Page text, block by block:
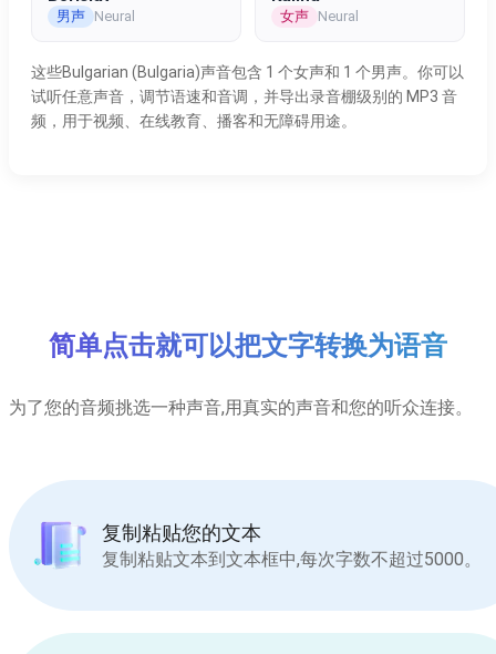
男声 Neural 女声 Neural
这些Bulgarian (Bulgaria)声音包含 1 个女声和 1 个男声。你可以
试听任意声音，调节语速和音调，并导出录音棚级别的 MP3 音
频，用于视频、在线教育、播客和无障碍用途。
简单点击就可以把文字转换为语音
为了您的音频挑选一种声音,用真实的声音和您的听众连接。
复制粘贴您的文本
复制粘贴文本到文本框中,每次字数不超过5000。